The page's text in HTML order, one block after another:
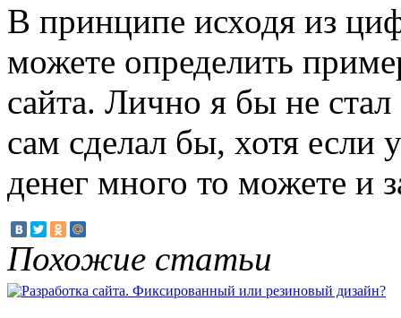
В принципе исходя из
можете определить
сайта. Лично я бы не
сам сделал бы, хотя если
денег много то можете и
Похожие статьи